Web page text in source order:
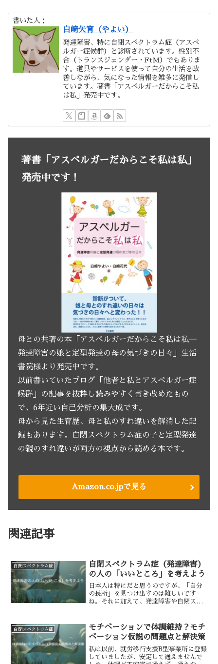
書いた人：
白崎矢宵（やよい）
発達障害、特に自閉スペクトラム症（アスペ
ルガー症候群）と診断されています。性別不
合（トランスジェンダー・FtM）でもありま
す。道具やサービスを使って自分の生活を改
善しながら、気になった情報を雑多に発信し
ています。著書「アスペルガーだからこそ私
は私」発売中です。
著書「アスペルガーだからこそ私は私」
発売中です！
母との共著の本「アスペルガーだからこそ私は私―
発達障害の娘と定型発達の母の気づきの日々」生活
書院様より発売中です。
以前書いていたブログ「他者と私とアスペルガー症
候群」の記事を抜粋し読みやすく書き改めたもの
で、6年近い自己分析の集大成です。
母から見た生育歴、母と私のすれ違いを解消した記
録もあります。自閉スペクトラム症の子と定型発達
の親のすれ違いが両方の視点から読める本です。
Amazon.co.jpで見る
関連記事
自閉スペクトラム症
自閉スペクトラム症（発達障害）
の人の「いいところ」を考えよう
日本人は特にだと思うのですが、「自分
の長所」を見つけ出すのは難しいです
ね。それに加えて、発達障害や自閉スペ
イナス情報が多いですよね。今回は「自
閉スペクトラム症の人の長所...
自閉スペクトラム症
モチベーションで体調維持？モチ
ベーション仮説の問題点と解決策
私は以前、就労移行支援B型事業所に登録
していましたが、安定して通えませんで